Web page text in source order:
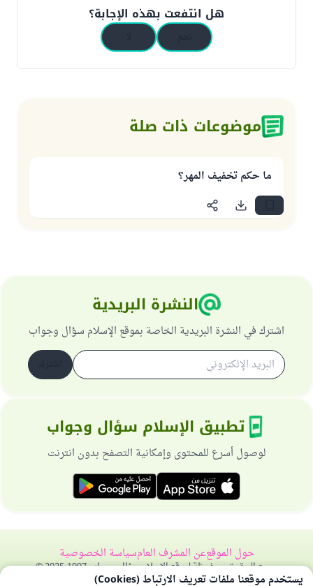
هل انتفعت بهذه الإجابة؟
موضوعات ذات صلة
ما حكم تخفيف المهر؟
النشرة البريدية
اشترك في النشرة البريدية الخاصة بموقع الإسلام سؤال وجواب
تطبيق الإسلام سؤال وجواب
لوصول أسرع للمحتوى وإمكانية التصفح بدون انترنت
حول الموقععن المشرف العامسياسة الخصوصية
جميع الحقوق محفوظة لموقع الإسلام سؤال وجواب 1997-2025 ©
يستخدم موقعنا ملفات تعريف الارتباط (Cookies)